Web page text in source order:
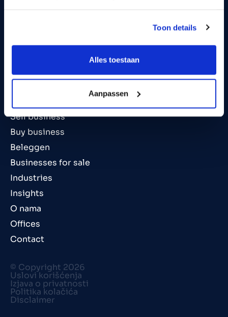
Toon details
Alles toestaan
Aanpassen
Preparing your business for sale
Sell business
Buy business
Beleggen
Businesses for sale
Industries
Insights
O nama
Offices
Contact
info@marktlink.com
© Copyright 2026
Uslovi korišćenja
Izjava o privatnosti
Politika kolačića
Disclaimer